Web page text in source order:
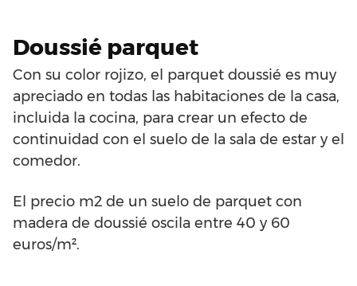
Doussié parquet
Con su color rojizo, el parquet doussié es muy
apreciado en todas las habitaciones de la casa,
incluida la cocina, para crear un efecto de
continuidad con el suelo de la sala de estar y el
comedor.
El precio m2 de un suelo de parquet con
madera de doussié oscila entre 40 y 60
euros/m².